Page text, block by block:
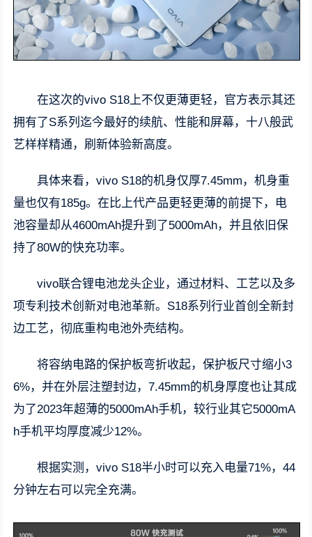
在这次的vivo S18上不仅更薄更轻，官方表示其还
拥有了S系列迄今最好的续航、性能和屏幕，十八般武
艺样样精通，刷新体验新高度。
具体来看，vivo S18的机身仅厚7.45mm，机身重
量也仅有185g。在比上代产品更轻更薄的前提下，电
池容量却从4600mAh提升到了5000mAh，并且依旧保
持了80W的快充功率。
vivo联合锂电池龙头企业，通过材料、工艺以及多
项专利技术创新对电池革新。S18系列行业首创全新封
边工艺，彻底重构电池外壳结构。
将容纳电路的保护板弯折收起，保护板尺寸缩小3
6%，并在外层注塑封边，7.45mm的机身厚度也让其成
为了2023年超薄的5000mAh手机，较行业其它5000mA
h手机平均厚度减少12%。
根据实测，vivo S18半小时可以充入电量71%，44
分钟左右可以完全充满。